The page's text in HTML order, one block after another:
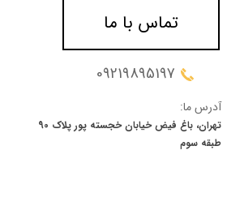
09219895197
آدرس ما:
تهران، باغ فیض خیابان خجسته پور پلاک 90
​​​​​​​طبقه سوم
تماس با ما